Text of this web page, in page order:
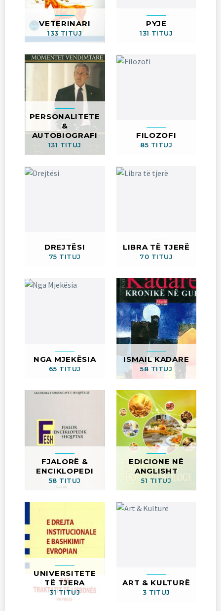
VETERINARI
133 TITUJ
PYJE
131 TITUJ
PERSONALITETE
&
AUTOBIOGRAFI
131 TITUJ
FILOZOFI
85 TITUJ
DREJTËSI
75 TITUJ
LIBRA TË TJERË
70 TITUJ
NGA MJEKËSIA
65 TITUJ
ISMAIL KADARE
58 TITUJ
FJALORË &
ENCIKLOPEDI
58 TITUJ
EDICIONE NË
ANGLISHT
51 TITUJ
UNIVERSITETE
TË TJERA
31 TITUJ
ART & KULTURË
3 TITUJ